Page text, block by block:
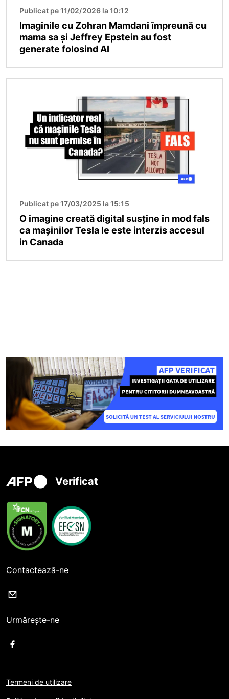
Publicat pe 11/02/2026 la 10:12
Imaginile cu Zohran Mamdani împreună cu
mama sa și Jeffrey Epstein au fost
generate folosind AI
Publicat pe 17/03/2025 la 15:15
O imagine creată digital susține în mod fals
ca mașinilor Tesla le este interzis accesul
in Canada
Verificat
Contactează-ne
Urmărește-ne
Termeni de utilizare